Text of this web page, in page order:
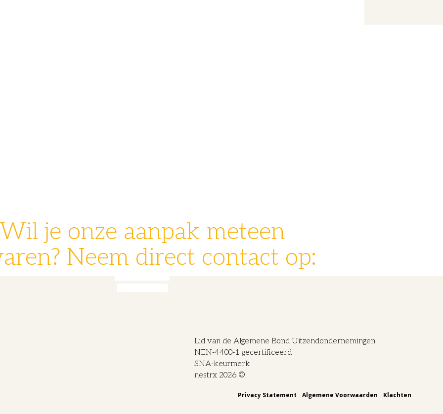
Wil je onze aanpak meteen
Neem direct contact op:
Lid van de Algemene Bond Uitzendondernemingen
NEN-4400-1 gecertificeerd
SNA-keurmerk
nestrx 2026 ©
Privacy Statement Algemene Voorwaarden Klachten